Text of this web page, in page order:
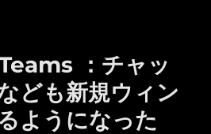
：チャッ
ども新規ウィン
ようになった